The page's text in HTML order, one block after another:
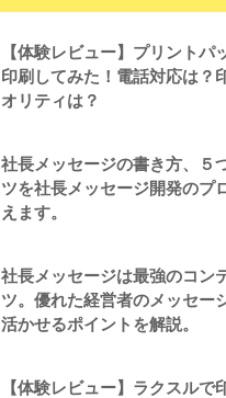
【体験レビュー】プリントパ
印刷してみた！電話対応は？
オリティは？
社長メッセージの書き方、５
ツを社長メッセージ開発のプ
えます。
社長メッセージは最強のコン
ツ。優れた経営者のメッセー
活かせるポイントを解説。
【体験レビュー】ラクスルで